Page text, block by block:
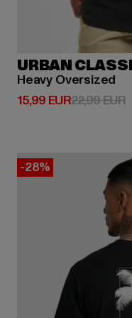
URBAN
Heavy Oversized
15,99 EUR
Derzeitiger Preis:
22,99 EUR
-28%